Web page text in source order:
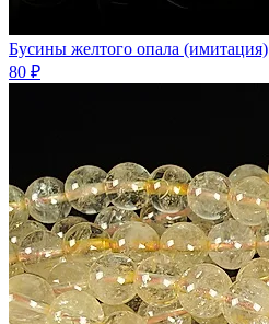
Бусины желтого опала (имитация)
80 ₽